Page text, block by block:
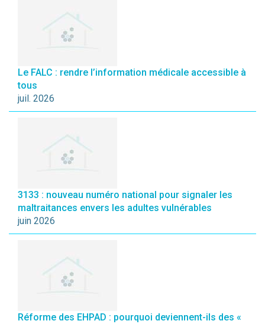
Le FALC : rendre l’information médicale accessible à
tous
juil. 2026
3133 : nouveau numéro national pour signaler les
maltraitances envers les adultes vulnérables
juin 2026
Réforme des EHPAD : pourquoi deviennent-ils des «